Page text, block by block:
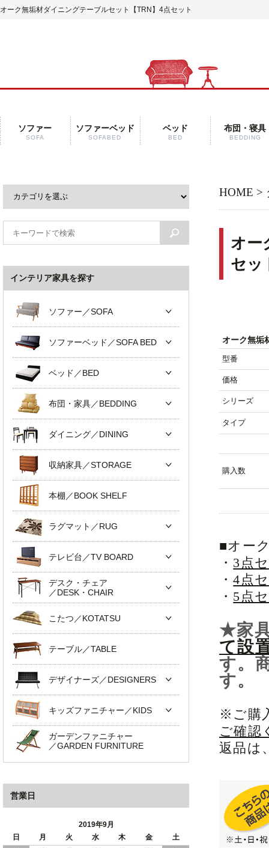
オーク無垢材ダイニングテーブルセット【TRN】4点セット
ソファー
SOFA
ソファーベッド
SOFABED
ベッド
BED
布団・寝具
BEDDING
HOME >
オー
セッ
オーク無垢
型番
価格
シリーズ
タイプ
購入数
■オー
・ 3点
・4点
・ 5点
★家
て設
す。
す。
※ご購
ご確認
返品は
インテリア家具を探す
ソファー／SOFA
ソファーベッド／SOFA BED
ベッド／BED
布団・家具／BEDDING
ダイニング／DINING
収納家具／STORAGE
本棚／BOOK SHELF
ラグマット／RUG
テレビ台／TV BOARD
デスク・チェア
／DESK・CHAIR
こたつ／KOTATSU
テーブル／TABLE
デザイナーズ／DESIGNERS
キッズファニチャー／KIDS
ガーデンファニチャー
／GARDEN FURNITURE
営業日
2019年9月
日
月 火 水 木 金
土